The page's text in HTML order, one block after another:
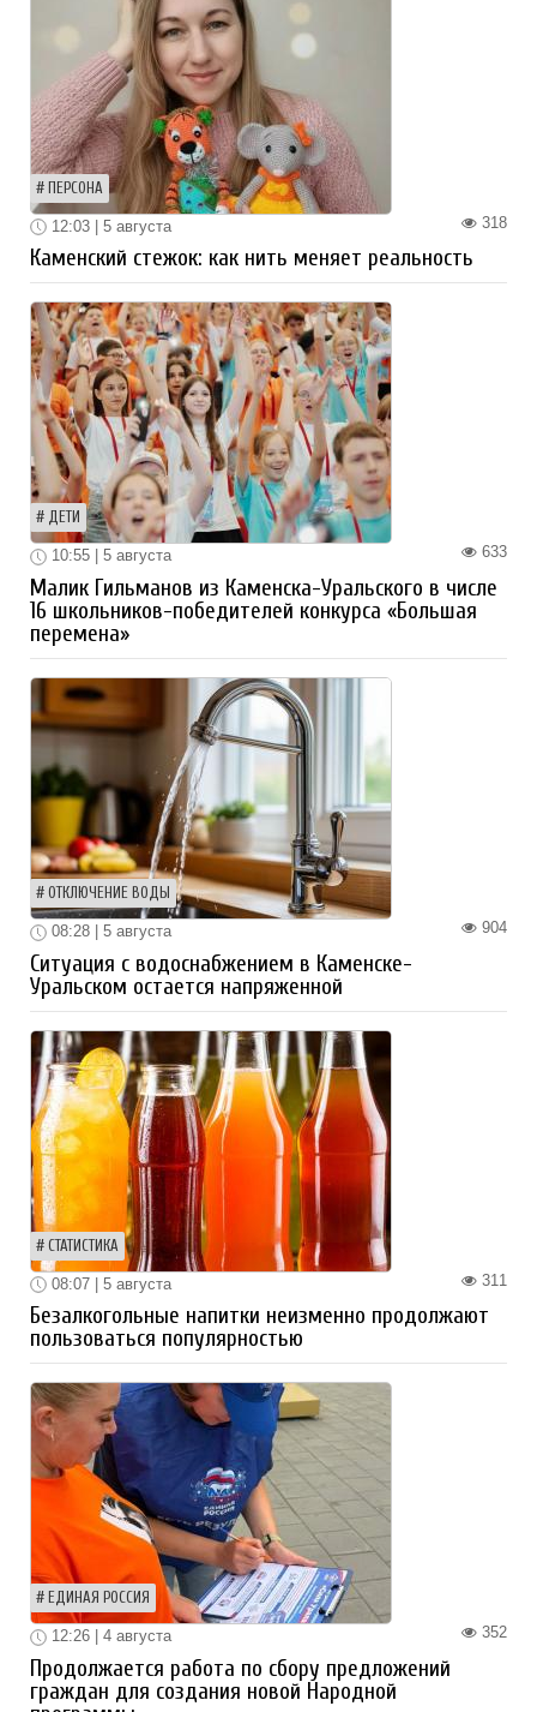
ПЕРСОНА
318
12:03 | 5 августа
Каменский стежок: как нить меняет реальность
ДЕТИ
633
10:55 | 5 августа
Малик Гильманов из Каменска-Уральского в числе
16 школьников-победителей конкурса «Большая
перемена»
ОТКЛЮЧЕНИЕ ВОДЫ
904
08:28 | 5 августа
Ситуация с водоснабжением в Каменске-
Уральском остается напряженной
СТАТИСТИКА
311
08:07 | 5 августа
Безалкогольные напитки неизменно продолжают
пользоваться популярностью
ЕДИНАЯ РОССИЯ
352
12:26 | 4 августа
Продолжается работа по сбору предложений
граждан для создания новой Народной